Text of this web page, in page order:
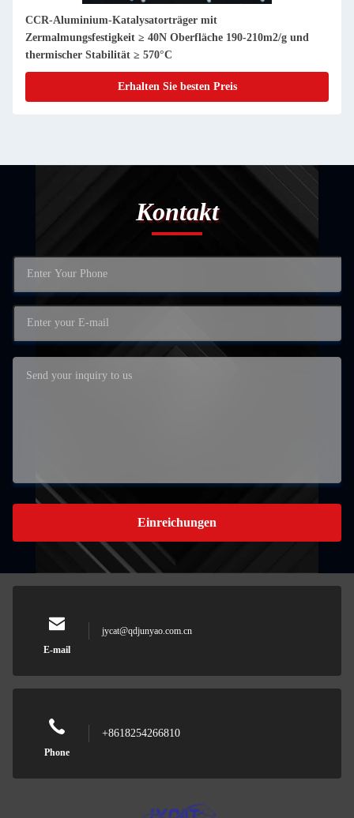
CCR-Aluminium-Katalysatorträger mit
Zermalmungsfestigkeit ≥ 40N Oberfläche 190-210m2/g und
thermischer Stabilität ≥ 570°C
Erhalten Sie besten Preis
Kontakt
Einreichungen
E-mail
jycat@qdjunyao.com.cn
Phone
+8618254266810